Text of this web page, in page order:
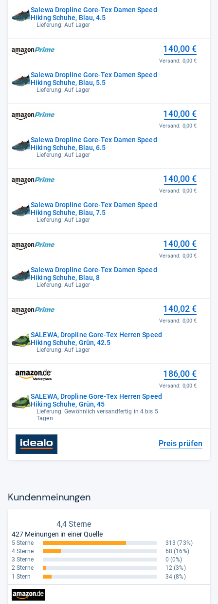
Salewa Dropline Gore-Tex Damen Speed
Hiking Schuhe, Blau, 4.5
Lieferung: Auf Lager
Salewa Dropline Gore-Tex Damen Speed
Hiking Schuhe, Blau, 5.5
Lieferung: Auf Lager
140,00 €
Versand: 0,00 €
Salewa Dropline Gore-Tex Damen Speed
Hiking Schuhe, Blau, 6.5
Lieferung: Auf Lager
140,00 €
Versand: 0,00 €
Salewa Dropline Gore-Tex Damen Speed
Hiking Schuhe, Blau, 7.5
Lieferung: Auf Lager
140,00 €
Versand: 0,00 €
Salewa Dropline Gore-Tex Damen Speed
Hiking Schuhe, Blau, 8
Lieferung: Auf Lager
140,00 €
Versand: 0,00 €
SALEWA, Dropline Gore-Tex Herren Speed
Hiking Schuhe, Grün, 42.5
Lieferung: Auf Lager
140,02 €
Versand: 0,00 €
SALEWA, Dropline Gore-Tex Herren Speed
Hiking Schuhe, Grün, 45
Lieferung: Gewöhnlich versandfertig in 4 bis 5
Tagen
186,00 €
Versand: 0,00 €
Preis prüfen
Kun­den­mei­nun­gen
4,4 Sterne
427 Meinungen in einer Quelle
5 Sterne 313 (73%)
4 Sterne
68 (16%)
3 Sterne
0 (0%)
2 Sterne
12 (3%)
1 Stern
34 (8%)